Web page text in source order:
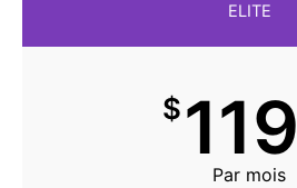
ELITE
$119
Par mois